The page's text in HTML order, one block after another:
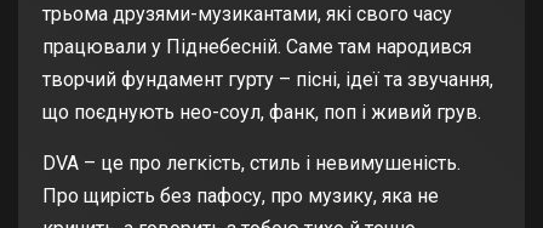
трьома друзями-музикантами, які свого часу
працювали у Піднебесній. Саме там народився
творчий фундамент гурту – пісні, ідеї та звучання,
що поєднують нео-соул, фанк, поп і живий грув.
DVA – це про легкість, стиль і невимушеність.
Про щирість без пафосу, про музику, яка не